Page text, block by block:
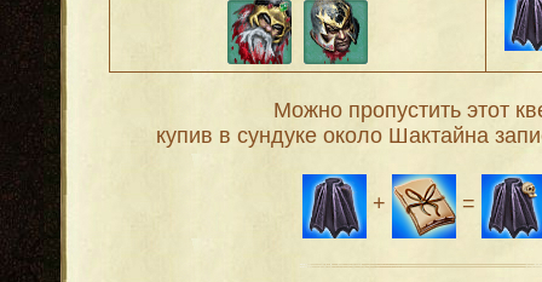
Можно пропустить этот
купив в сундуке около Шактайна
+ =